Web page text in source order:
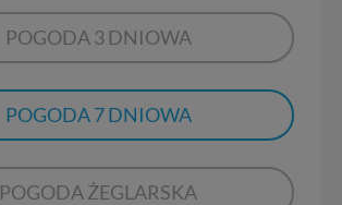
POGODA 3 DNIOWA
POGODA 7 DNIOWA
POGODA ŻEGLARSKA